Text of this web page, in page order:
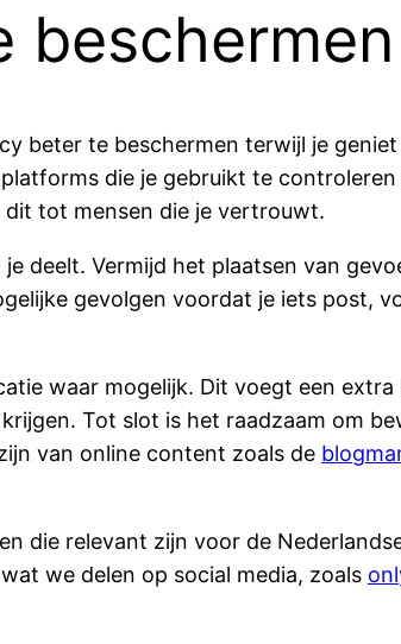
beter te beschermen terwijl je
die je gebruikt te
dit tot mensen die je vertrouwt.
deelt. Vermijd het plaatsen van
gevolgen voordat je iets post,
waar mogelijk. Dit voegt een
Tot slot is het raadzaam om
van online content zoals de
die relevant zijn voor de
we delen op social media, zoals